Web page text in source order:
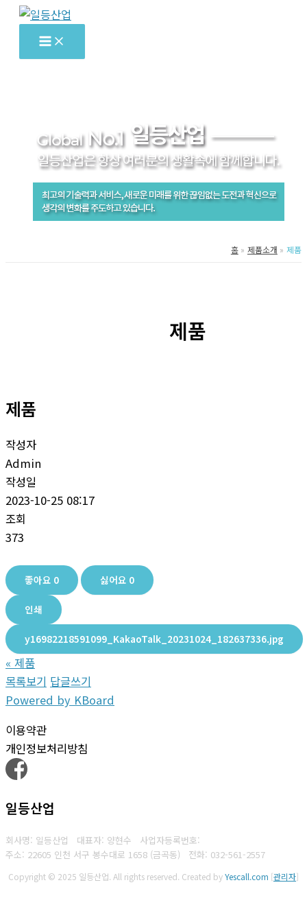
홈 제품소개 제품
제품
제품
작성자
Admin
작성일
2023-10-25 08:17
조회
373
좋아요 0 싫어요 0
인쇄
y16982218591099_KakaoTalk_20231024_182637336.jpg
« 제품
목록보기 답글쓰기
Powered by KBoard
이용약관
개인정보처리방침
일등산업
회사명: 일등산업 대표자: 양현수 사업자등록번호:
주소: 22605 인천 서구 봉수대로 1658 (금곡동) 전화: 032-561-2557
Copyright © 2025 일등산업. All rights reserved. Created byYescall.com [관리자]